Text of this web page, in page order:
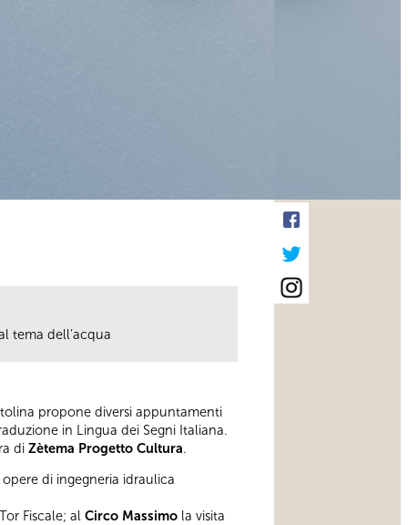
tema dell’acqua
propone diversi appuntamenti
in Lingua dei Segni Italiana.
di Zètema Progetto Cultura.
di ingegneria idraulica
Fiscale; al Circo Massimo la visita